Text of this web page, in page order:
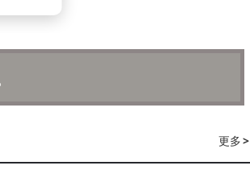
年提升17.2个百分点，资源加速向
选择，深度阅读和专业办公成为核心驱
，汉王等品牌及时调整产品布局抢占
域持续突破，其产品迭代速度较行业平
更多>